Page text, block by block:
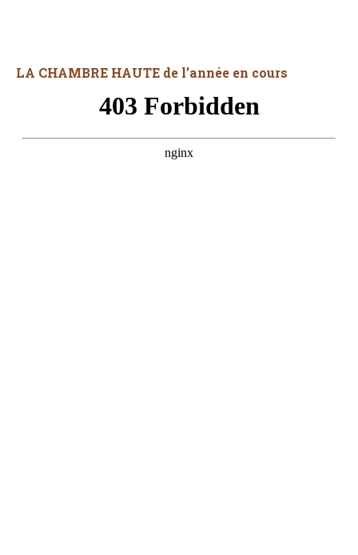
LA CHAMBRE HAUTE de l’année en cours